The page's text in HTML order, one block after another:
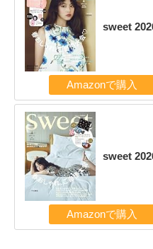
sweet
Amazonで購入
sweet
Amazonで購入